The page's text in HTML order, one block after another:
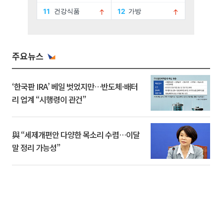
주요뉴스
‘한국판 IRA’ 베일 벗었지만…반도체·배터
리 업계 “시행령이 관건”
與 “세제개편안 다양한 목소리 수렴…이달
말 정리 가능성”